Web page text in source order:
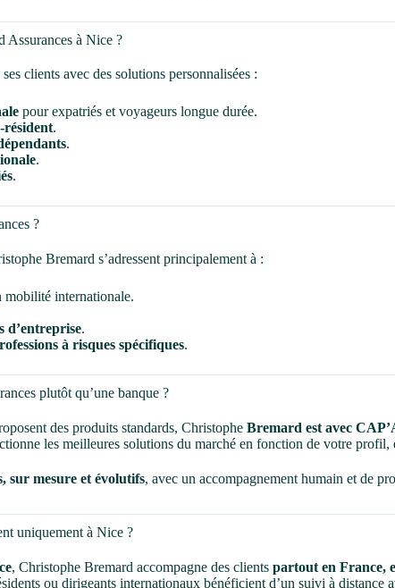
Assurances à Nice ?
clients avec des solutions personnalisées :
pour expatriés et voyageurs longue durée.
résident.
.
.
.
?
Bremard s’adressent principalement à :
mobilité internationale.
d’entreprise.
à risques spécifiques.
plutôt qu’une banque ?
des produits standards, Christophe Bremard est avec
les meilleures solutions du marché en fonction de votre profil,
sur mesure et évolutifs, avec un accompagnement humain et de
uniquement à Nice ?
, Christophe Bremard accompagne des clients partout en France,
ou dirigeants internationaux bénéficient d’un suivi à distance